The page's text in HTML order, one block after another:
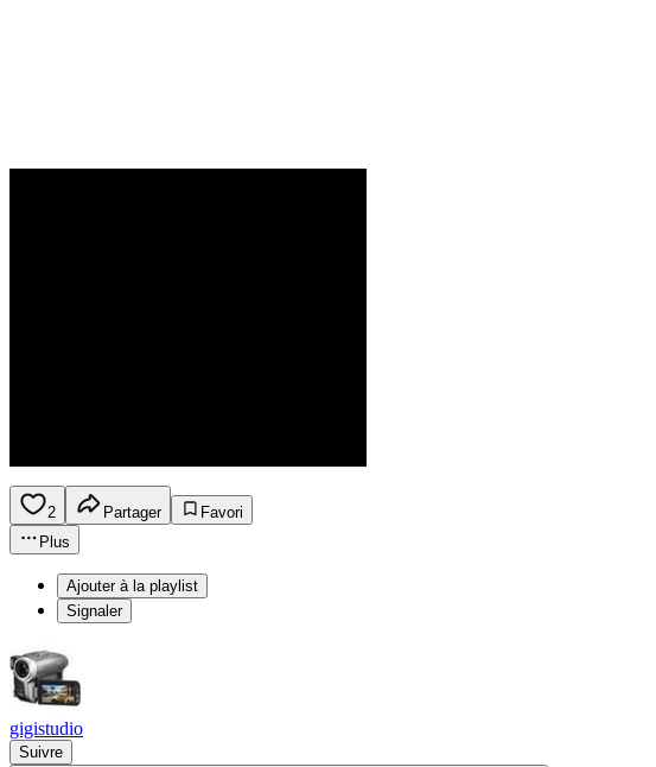
2 Partager
Favori
Plus
Ajouter à la playlist
Signaler
gigistudio
Suivre